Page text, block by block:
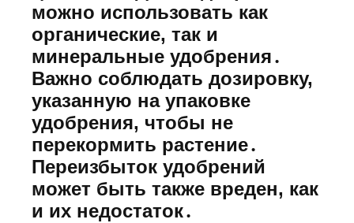
можно использовать как
органические, так и
минеральные удобрения․
Важно соблюдать дозировку,
указанную на упаковке
удобрения, чтобы не
перекормить растение․
Переизбыток удобрений
может быть также вреден, как
и их недостаток․